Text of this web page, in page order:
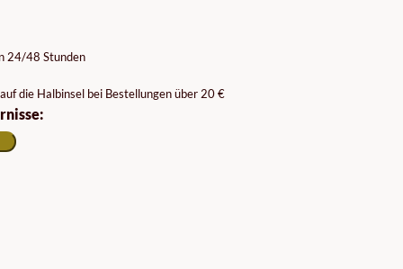
24/48 Stunden
die Halbinsel bei Bestellungen über 20 €